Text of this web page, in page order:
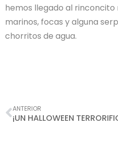
hemos llegado al
marinos, focas y alguna
chorritos de agua.
Ant
ANTERIOR
¡UN HALLOWEEN